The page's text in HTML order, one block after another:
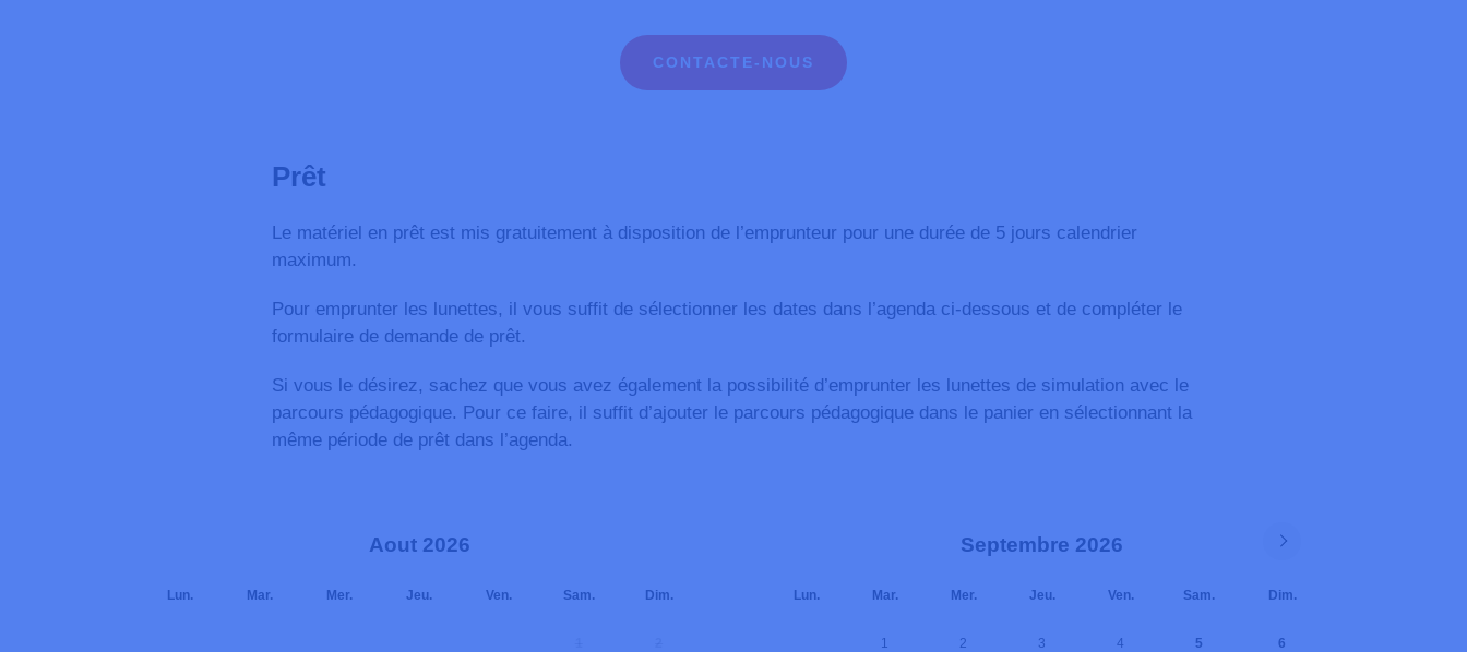
CONTACTE-NOUS
Prêt
Le matériel en prêt est mis gratuitement à disposition de l’emprunteur pour une durée de 5 jours calendrier
maximum.
Pour emprunter les lunettes, il vous suffit de sélectionner les dates dans l’agenda ci-dessous et de compléter le
formulaire de demande de prêt.
Si vous le désirez, sachez que vous avez également la possibilité d’emprunter les lunettes de simulation avec le
parcours pédagogique. Pour ce faire, il suffit d’ajouter le parcours pédagogique dans le panier en sélectionnant la
même période de prêt dans l’agenda.
Aout 2026
Lun. Mar. Mer. Jeu. Ven. Sam. Dim.
Septembre 2026
Lun. Mar. Mer. Jeu. Ven. Sam. Dim.
1 2 3 4 5 6